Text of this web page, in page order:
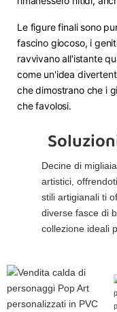
Le figure finali sono
fascino giocoso, i
ravvivano all'istante
come un'idea
che dimostrano che i
che favolosi.
Decine di
artistici,
stili artigianali ti
diverse fasce di
collezione ideali